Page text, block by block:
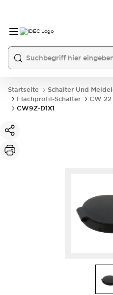
Startseite Schalter Und
Flachprofil-Schalter
CW
CW9Z-D1X1